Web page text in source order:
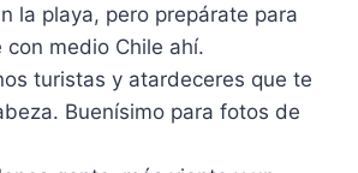
la playa, pero prepárate para
medio Chile ahí.
turistas y atardeceres que te
Buenísimo para fotos de